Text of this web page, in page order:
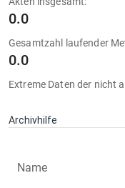
0.0
Gesamtzahl laufender
0.0
Extreme Daten der nicht
Archivhilfe
Name